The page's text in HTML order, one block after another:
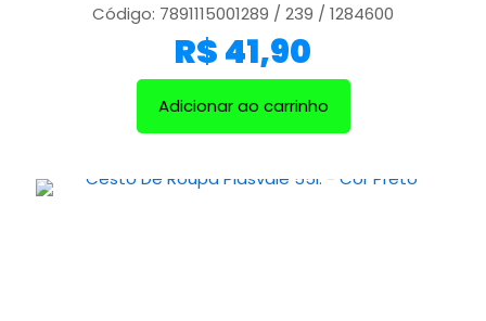
Código: 7891115001289 / 239 / 1284600
R$41,90
Adicionar ao carrinho